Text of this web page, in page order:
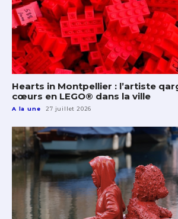
Hearts in Montpellier : l’artiste
cœurs en LEGO® dans la ville
A la une 27 juillet 2026